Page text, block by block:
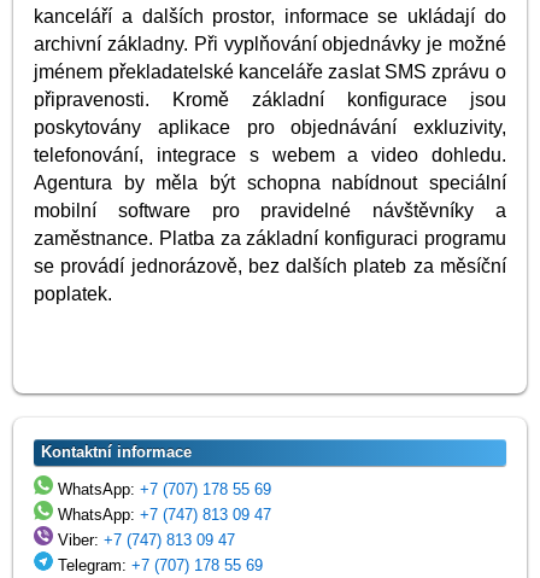
kanceláří a dalších prostor, informace se ukládají do
archivní základny. Při vyplňování objednávky je možné
jménem překladatelské kanceláře zaslat SMS zprávu o
připravenosti. Kromě základní konfigurace jsou
poskytovány aplikace pro objednávání exkluzivity,
telefonování, integrace s webem a video dohledu.
Agentura by měla být schopna nabídnout speciální
mobilní software pro pravidelné návštěvníky a
zaměstnance. Platba za základní konfiguraci programu
se provádí jednorázově, bez dalších plateb za měsíční
poplatek.
Kontaktní informace
WhatsApp:+7 (707) 178 55 69
WhatsApp:+7 (747) 813 09 47
Viber:+7 (747) 813 09 47
Telegram:+7 (707) 178 55 69